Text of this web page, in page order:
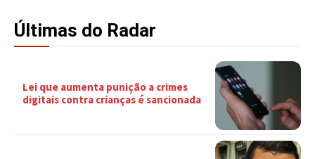
Últimas do Radar
Lei que aumenta punição a crimes
digitais contra crianças é sancionada